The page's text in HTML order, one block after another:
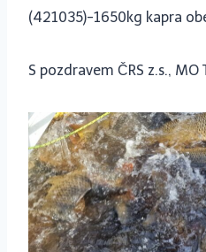
(421035)-1650kg kapra
S pozdravem ČRS z.s., MO